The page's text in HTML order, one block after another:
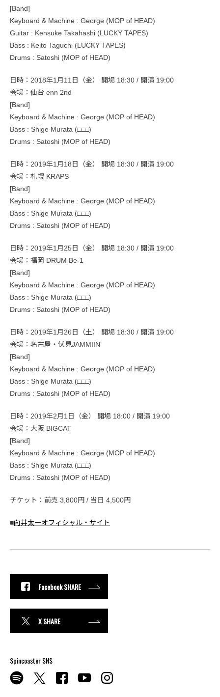
[Band]
Keyboard & Machine : George (MOP of HEAD)
Guitar : Kensuke Takahashi (LUCKY TAPES)
Bass : Keito Taguchi (LUCKY TAPES)
Drums : Satoshi (MOP of HEAD)
日時：2018年1月11日（金） 開場 18:30 / 開演 19:00
会場：仙台 enn 2nd
[Band]
Keyboard & Machine : George (MOP of HEAD)
Bass : Shige Murata (□□□)
Drums : Satoshi (MOP of HEAD)
日時：2019年1月18日（金） 開場 18:30 / 開演 19:00
会場：札幌 KRAPS
[Band]
Keyboard & Machine : George (MOP of HEAD)
Bass : Shige Murata (□□□)
Drums : Satoshi (MOP of HEAD)
日時：2019年1月25日（金） 開場 18:30 / 開演 19:00
会場：福岡 DRUM Be-1
[Band]
Keyboard & Machine : George (MOP of HEAD)
Bass : Shige Murata (□□□)
Drums : Satoshi (MOP of HEAD)
日時：2019年1月26日（土） 開場 18:30 / 開演 19:00
会場：名古屋・伏見JAMMIIN’
[Band]
Keyboard & Machine : George (MOP of HEAD)
Bass : Shige Murata (□□□)
Drums : Satoshi (MOP of HEAD)
日時：2019年2月1日（金） 開場 18:00 / 開演 19:00
会場：大阪 BIGCAT
[Band]
Keyboard & Machine : George (MOP of HEAD)
Bass : Shige Murata (□□□)
Drums : Satoshi (MOP of HEAD)
チケット：前売 3,800円 / 当日 4,500円
■向井太一オフィシャル・サイト
Facebook SHARE
X SHARE
Spincoaster SNS